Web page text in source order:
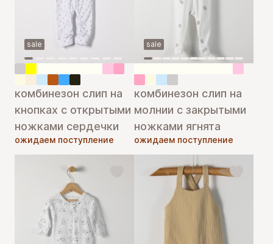
sale
комбинезон слип на
кнопках с открытыми
ножками сердечки
ожидаем поступление
sale
комбинезон слип на
молнии с закрытыми
ножками ягнята
ожидаем поступление